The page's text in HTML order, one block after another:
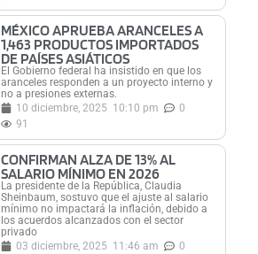
MÉXICO APRUEBA ARANCELES A
1,463 PRODUCTOS IMPORTADOS
DE PAÍSES ASIÁTICOS
El Gobierno federal ha insistido en que los
aranceles responden a un proyecto interno y
no a presiones externas.
10 diciembre, 2025 10:10 pm
0
91
CONFIRMAN ALZA DE 13% AL
SALARIO MÍNIMO EN 2026
La presidente de la República, Claudia
Sheinbaum, sostuvo que el ajuste al salario
mínimo no impactará la inflación, debido a
los acuerdos alcanzados con el sector
privado
03 diciembre, 2025 11:46 am
0